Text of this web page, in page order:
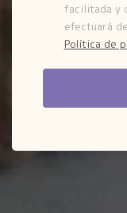
facilitada y
efectuará
Política de